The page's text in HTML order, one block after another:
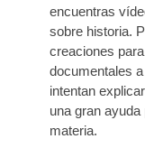
encuentras
sobre historia.
creaciones
documentales
intentan
una gran
materia.